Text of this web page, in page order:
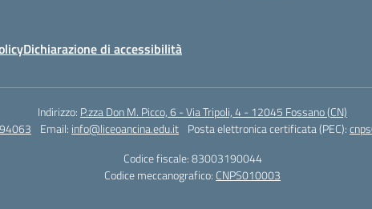
Dichiarazione di accessibilità
Indirizzo: P.zza Don M. Picco, 6 - Via Tripoli, 4 - 12045 Fossano (CN)
Email: info@liceoancina.edu.it Posta elettronica certificata (PEC):
Codice fiscale: 83003190044
Codice meccanografico: CNPS010003